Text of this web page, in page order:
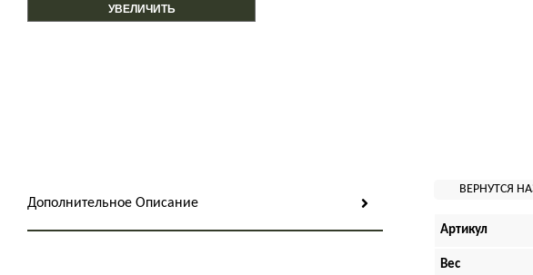
УВЕЛИЧИТЬ
Дополнительное Описание
Артикул
Вес